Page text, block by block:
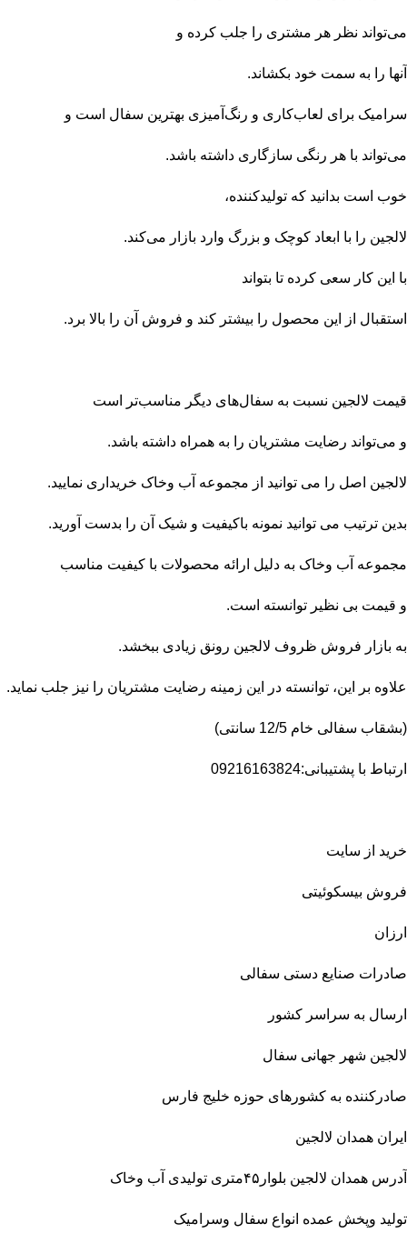
می‌تواند نظر هر مشتری را جلب کرده و
آنها را به سمت خود بکشاند.
سرامیک برای لعاب‌کاری و رنگ‌آمیزی بهترین سفال است و
می‌تواند با هر رنگی سازگاری داشته باشد.
خوب است بدانید که تولیدکننده،
لالجین را با ابعاد کوچک و بزرگ وارد بازار می‌کند.
با این کار سعی کرده تا بتواند
استقبال از این محصول را بیشتر کند و فروش آن را بالا برد.
قیمت لالجین نسبت به سفال‌های دیگر مناسب‌تر است
و می‌تواند رضایت مشتریان را به همراه داشته باشد.
لالجین اصل را می توانید از مجموعه آب وخاک خریداری نمایید.
بدین ترتیب می توانید نمونه باکیفیت و شیک آن را بدست آورید.
مجموعه آب وخاک به دلیل ارائه محصولات با کیفیت مناسب
و قیمت بی نظیر توانسته است.
به بازار فروش ظروف لالجین رونق زیادی ببخشد.
علاوه بر این، توانسته در این زمینه رضایت مشتریان را نیز جلب نماید.
(بشقاب سفالی خام 12/5 سانتی)
ارتباط با پشتیبانی:09216163824
خرید از سایت
فروش بیسکوئیتی
ارزان
صادرات صنایع دستی سفالی
ارسال به سراسر کشور
لالجین شهر جهانی سفال
صادرکننده به کشورهای حوزه خلیج فارس
ایران همدان لالجین
آدرس همدان لالجین بلوار۴۵متری تولیدی آب وخاک
تولید وپخش عمده انواع سفال وسرامیک